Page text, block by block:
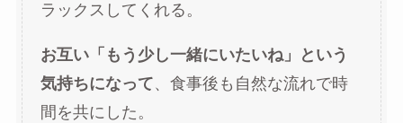
ラックスしてくれる。
お互い「もう少し一緒にいたいね」という
気持ちになって、食事後も自然な流れで時
間を共にした。